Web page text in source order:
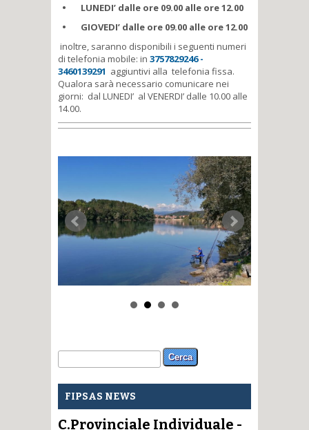
• LUNEDI’ dalle ore 09.00 alle ore 12.00
• GIOVEDI’ dalle ore 09.00 alle ore 12.00
inoltre, saranno disponibili i seguenti numeri
di telefonia mobile: in 3757829246 -
3460139291 aggiuntivi alla telefonia fissa.
Qualora sarà necessario comunicare nei
giorni: dal LUNEDI’ al VENERDI’ dalle 10.00 alle
14.00.
Form di ricerca
Cerca
FIPSAS NEWS
C.Provinciale Individuale -